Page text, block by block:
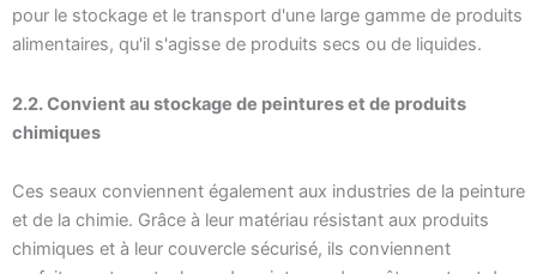
pour le stockage et le transport d'une large gamme de produits
alimentaires, qu'il s'agisse de produits secs ou de liquides.
2.2. Convient au stockage de peintures et de produits
chimiques
Ces seaux conviennent également aux industries de la peinture
et de la chimie. Grâce à leur matériau résistant aux produits
chimiques et à leur couvercle sécurisé, ils conviennent